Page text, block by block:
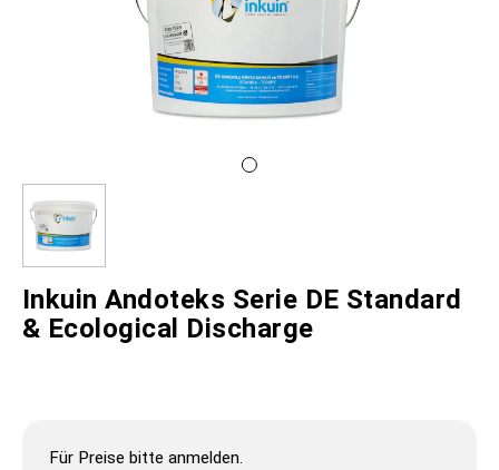
Inkuin Andoteks Serie DE Standard
& Ecological Discharge
Für Preise bitte anmelden.